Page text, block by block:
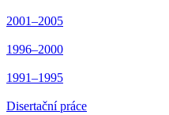
2001–2005
1996–2000
1991–1995
Disertační práce